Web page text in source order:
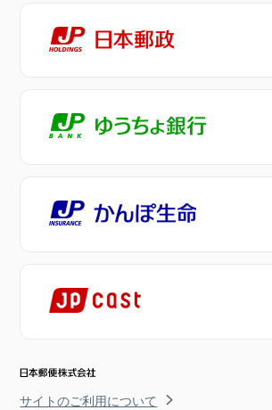
サイトのご利用について